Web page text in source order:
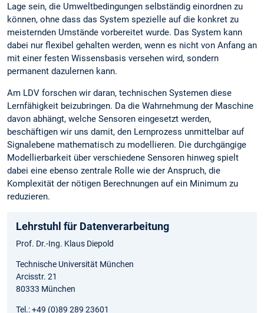
Lage sein, die Umweltbedingungen selbständig einordnen zu
können, ohne dass das System spezielle auf die konkret zu
meisternden Umstände vorbereitet wurde. Das System kann
dabei nur flexibel gehalten werden, wenn es nicht von Anfang an
mit einer festen Wissensbasis versehen wird, sondern
permanent dazulernen kann.
Am LDV forschen wir daran, technischen Systemen diese
Lernfähigkeit beizubringen. Da die Wahrnehmung der Maschine
davon abhängt, welche Sensoren eingesetzt werden,
beschäftigen wir uns damit, den Lernprozess unmittelbar auf
Signalebene mathematisch zu modellieren. Die durchgängige
Modellierbarkeit über verschiedene Sensoren hinweg spielt
dabei eine ebenso zentrale Rolle wie der Anspruch, die
Komplexität der nötigen Berechnungen auf ein Minimum zu
reduzieren.
Lehrstuhl für Datenverarbeitung
Prof. Dr.-Ing. Klaus Diepold
Technische Universität München
Arcisstr. 21
80333 München
Tel.: +49 (0)89 289 23601